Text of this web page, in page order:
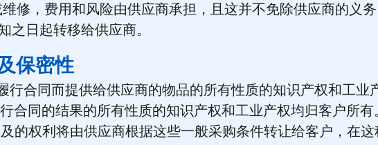
修，费用和风险由供应商承担，且这并不免除供应商的义务
之日起转移给供应商。
保密性
行合同而提供给供应商的物品的所有性质的知识产权和工业
合同的结果的所有性质的知识产权和工业产权均归客户所有
的权利将由供应商根据这些一般采购条件转让给客户，在